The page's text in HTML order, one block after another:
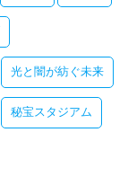
光と闇が紡ぐ未来
秘宝スタジアム